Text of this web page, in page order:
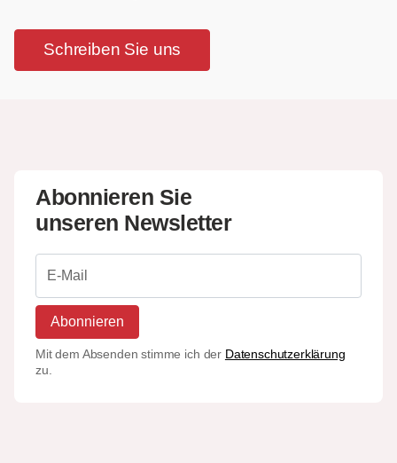
Schreiben Sie uns
Abonnieren Sie
unseren Newsletter
Abonnieren
Mit dem Absenden stimme ich der Datenschutzerklärung
zu.